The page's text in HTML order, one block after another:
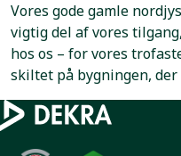
Vores gode gamle
vigtig del af vores
hos os – for vores
skiltet på bygningen,